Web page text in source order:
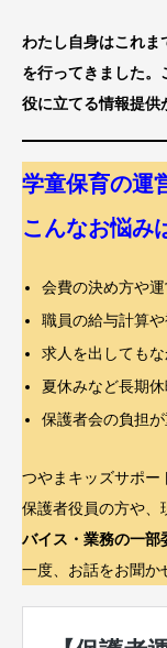
わたし自身はこれ
を行ってきました
役に立てる情報提供
学童保育の運
こんなお悩み
会費の決め方や
職員の給与計算
求人を出しても
夏休みなど長期
保護者会の負担
つやまキッズサポー
保護者役員の方や、
バイス・業務の一部
一度、お話をお聞か